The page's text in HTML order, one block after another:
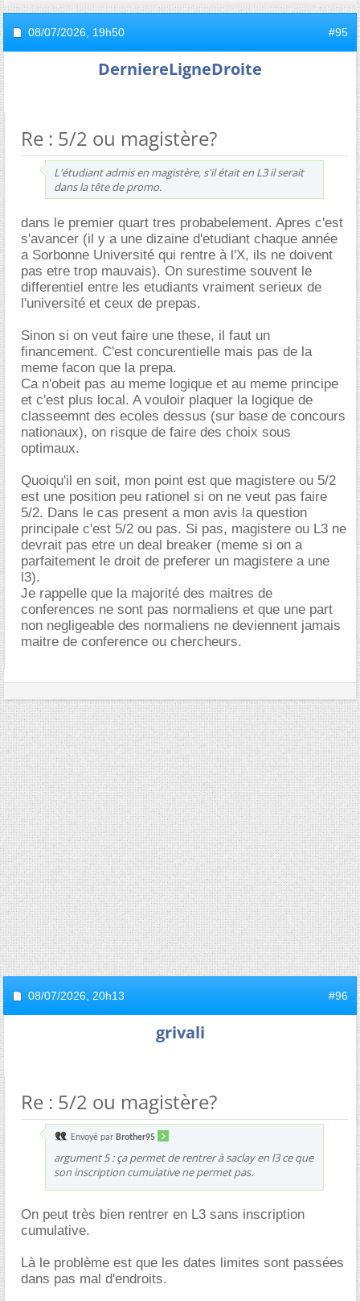
08/07/2026, 19h50 #95
DerniereLigneDroite
Re : 5/2 ou magistère?
L'étudiant admis en magistère, s'il était en L3 il serait
dans la tête de promo.
dans le premier quart tres probabelement. Apres c'est
s'avancer (il y a une dizaine d'etudiant chaque année
a Sorbonne Université qui rentre à l'X, ils ne doivent
pas etre trop mauvais). On surestime souvent le
differentiel entre les etudiants vraiment serieux de
l'université et ceux de prepas.
Sinon si on veut faire une these, il faut un
financement. C'est concurentielle mais pas de la
meme facon que la prepa.
Ca n'obeit pas au meme logique et au meme principe
et c'est plus local. A vouloir plaquer la logique de
classeemnt des ecoles dessus (sur base de concours
nationaux), on risque de faire des choix sous
optimaux.
Quoiqu'il en soit, mon point est que magistere ou 5/2
est une position peu rationel si on ne veut pas faire
5/2. Dans le cas present a mon avis la question
principale c'est 5/2 ou pas. Si pas, magistere ou L3 ne
devrait pas etre un deal breaker (meme si on a
parfaitement le droit de preferer un magistere a une
l3).
Je rappelle que la majorité des maitres de
conferences ne sont pas normaliens et que une part
non negligeable des normaliens ne deviennent jamais
maitre de conference ou chercheurs.
08/07/2026, 20h13 #96
grivali
Re : 5/2 ou magistère?
Envoyé par Brother95
argument 5 : ça permet de rentrer à saclay en l3 ce que
son inscription cumulative ne permet pas.
On peut très bien rentrer en L3 sans inscription
cumulative.
Là le problème est que les dates limites sont passées
dans pas mal d'endroits.